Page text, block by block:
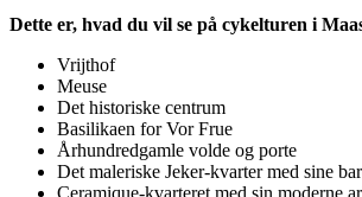
Dette er, hvad du vil se på cykelturen i
Vrijthof
Meuse
Det historiske centrum
Basilikaen for Vor Frue
Århundredgamle volde og porte
Det maleriske Jeker-kvarter med sine
Ceramique-kvarteret med sin moderne